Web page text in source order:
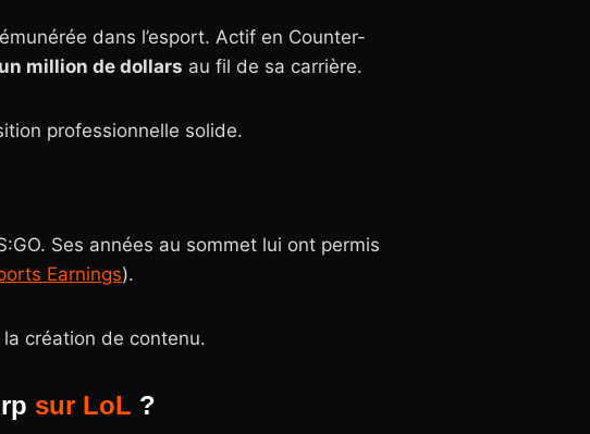
dans l’esport. Actif en Counter-
un million de dollars au fil de sa carrière.
professionnelle solide.
Ses années au sommet lui ont permis
Earnings).
création de contenu.
sur LoL ?